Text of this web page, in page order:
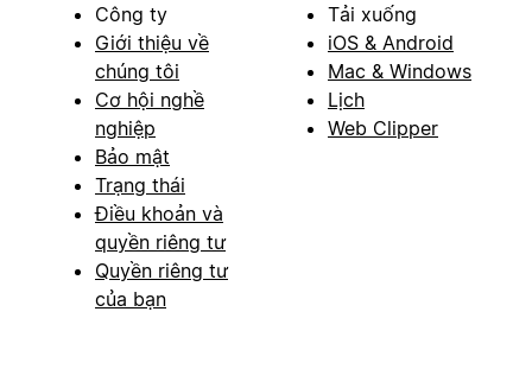
Công ty
Giới thiệu về
chúng tôi
Cơ hội nghề
nghiệp
Bảo mật
Trạng thái
Điều khoản và
quyền riêng tư
Quyền riêng tư
của bạn
Tải xuống
iOS & Android
Mac & Windows
Lịch
Web Clipper